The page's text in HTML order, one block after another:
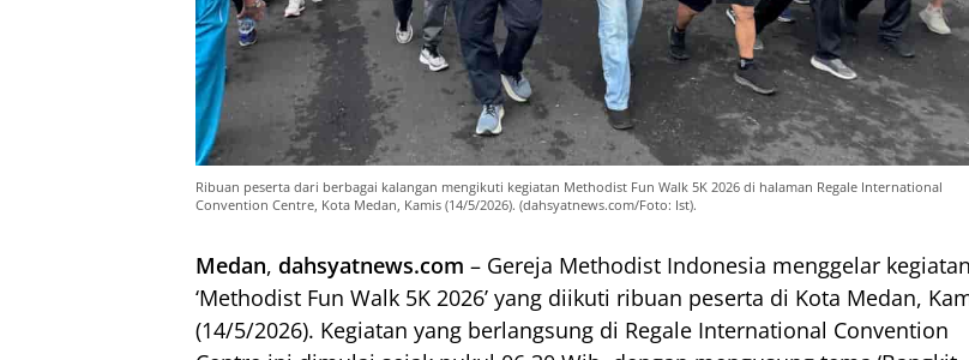
Ribuan peserta dari berbagai kalangan mengikuti kegiatan Methodist Fun Walk 5K 2026 di halaman Regale International
Convention Centre, Kota Medan, Kamis (14/5/2026). (dahsyatnews.com/Foto: Ist).
Medan, dahsyatnews.com – Gereja Methodist Indonesia menggelar kegiatan
‘Methodist Fun Walk 5K 2026’ yang diikuti ribuan peserta di Kota Medan,
(14/5/2026). Kegiatan yang berlangsung di Regale International Convention